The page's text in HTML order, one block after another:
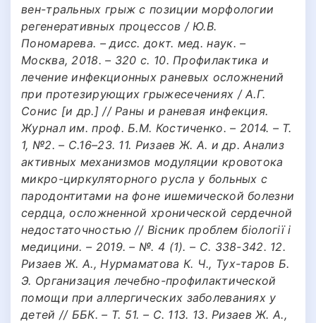
вен-тральных грыж с позиции морфологии
регенеративных процессов / Ю.В.
Пономарева. – дисс. докт. мед. наук. –
Москва, 2018. – 320 с. 10. Профилактика и
лечение инфекционных раневых осложнений
при протезирующих грыжесечениях / А.Г.
Сонис [и др.] // Раны и раневая инфекция.
Журнал им. проф. Б.М. Костиченко. – 2014. – Т.
1, №2. – С.16–23. 11. Ризаев Ж. А. и др. Анализ
активных механизмов модуляции кровотока
микро-циркуляторного русла у больных с
пародонтитами на фоне ишемической болезни
сердца, осложненной хронической сердечной
недостаточностью // Вісник проблем біології і
медицини. – 2019. – №. 4 (1). – С. 338-342. 12.
Ризаев Ж. А., Нурмаматова К. Ч., Тух-таров Б.
Э. Организация лечебно-профилактической
помощи при аллергических заболеваниях у
детей // ББК. – Т. 51. – С. 113. 13. Ризаев Ж. А.,